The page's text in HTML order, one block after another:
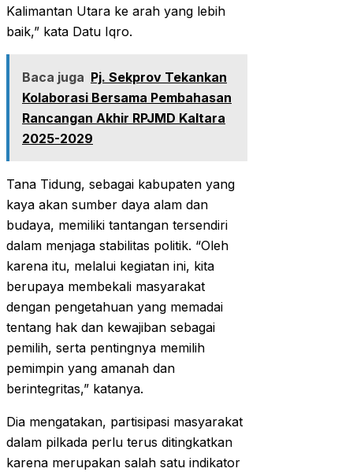
Kalimantan Utara ke arah yang lebih
baik,” kata Datu Iqro.
Baca juga Pj. Sekprov Tekankan
Kolaborasi Bersama Pembahasan
Rancangan Akhir RPJMD Kaltara
2025-2029
Tana Tidung, sebagai kabupaten yang
kaya akan sumber daya alam dan
budaya, memiliki tantangan tersendiri
dalam menjaga stabilitas politik. “Oleh
karena itu, melalui kegiatan ini, kita
berupaya membekali masyarakat
dengan pengetahuan yang memadai
tentang hak dan kewajiban sebagai
pemilih, serta pentingnya memilih
pemimpin yang amanah dan
berintegritas,” katanya.
Dia mengatakan, partisipasi masyarakat
dalam pilkada perlu terus ditingkatkan
karena merupakan salah satu indikator